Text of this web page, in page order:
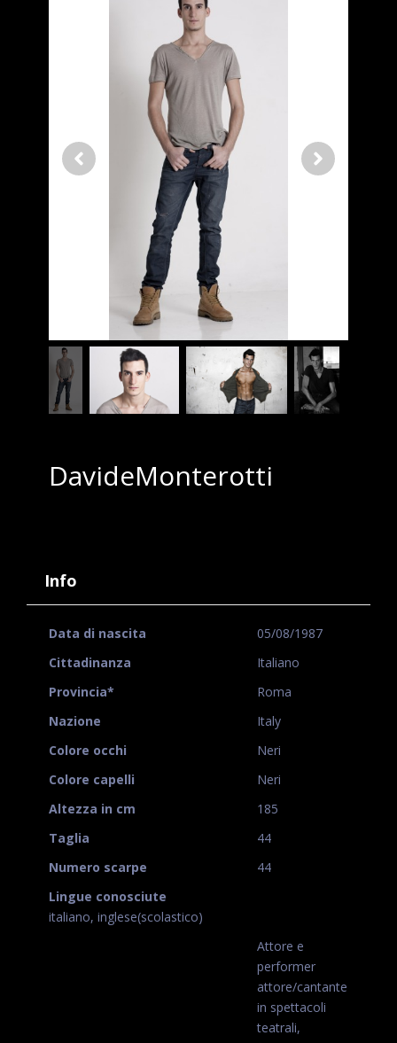
DavideMonterotti
Info
Data di nascita
05/08/1987
Cittadinanza
Italiano
Provincia*
Roma
Nazione
Italy
Colore occhi
Neri
Colore capelli
Neri
Altezza in cm
185
Taglia
44
Numero scarpe
44
Lingue conosciute
italiano, inglese(scolastico)
Attore e
performer
attore/cantante
in spettacoli
teatrali,